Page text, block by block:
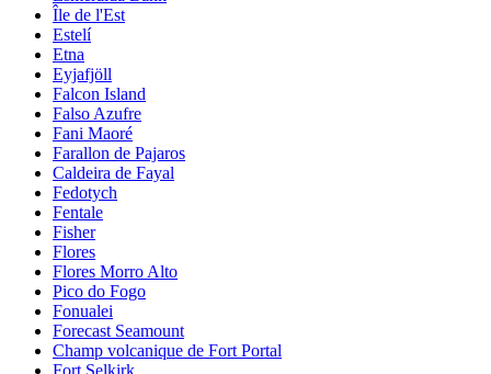
Île de l'Est
Estelí
Etna
Eyjafjöll
Falcon Island
Falso Azufre
Fani Maoré
Farallon de Pajaros
Caldeira de Fayal
Fedotych
Fentale
Fisher
Flores
Flores Morro Alto
Pico do Fogo
Fonualei
Forecast Seamount
Champ volcanique de Fort Portal
Fort Selkirk